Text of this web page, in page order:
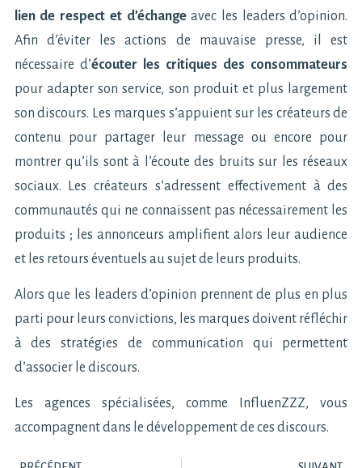
lien de respect et d’échangeavec les leaders d’opinion.
Afin d’éviter les actions de mauvaise presse, il est
nécessaire d’écouter les critiques des consommateurs
pour adapter son service, son produit et plus largement
son discours. Les marques s’appuient sur les créateurs de
contenu pour partager leur message ou encore pour
montrer qu’ils sont à l’écoute des bruits sur les réseaux
sociaux. Les créateurs s’adressent effectivement à des
communautés qui ne connaissent pas nécessairement les
produits ; les annonceurs amplifient alors leur audience
et les retours éventuels au sujet de leurs produits.
Alors que les leaders d’opinion prennent de plus en plus
parti pour leurs convictions, les marques doivent réfléchir
à des stratégies de communication qui permettent
d’associer le discours.
Les agences spécialisées, comme InfluenZZZ, vous
accompagnent dans le développement de ces discours.